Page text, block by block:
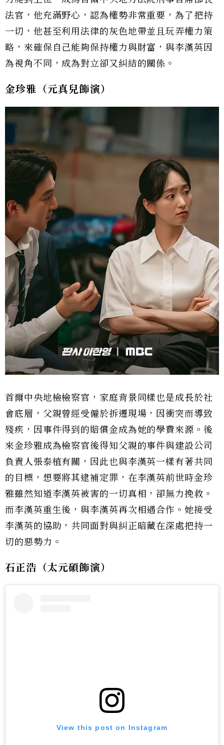
法官，他充滿野心，認為權勢非常重要，為了把持
一切，他甚至利用法律的灰色地帶並且玩弄權力策
略，來確保自己能夠保持權力與財富，與李漢英因
為視角不同，成為對立卻又糾結的關係。
金珍雅（元真兒飾演）
首爾中央地檢檢察官，家庭背景同樣也是成長於社
會底層，父親曾經受僱於拆遷現場，因衝突而導致
殘疾，因事件得到的賠償金成為她的學費來源。後
來金珍雅成為檢察官後得知父親的事件與建設公司
負責人張泰植有關，因此也與李漢英一樣有著共同
的目標，想要將其逮補定罪，在李漢英前世時金珍
雅雖然知道李漢英被害的一切真相，卻無力挽救。
而李漢英重生後，與李漢英再次相遇合作。她接受
李漢英的協助，共同面對與糾正暗藏在深處把持一
切的惡勢力。
石正浩（太元碩飾演）
View this post on Instagram